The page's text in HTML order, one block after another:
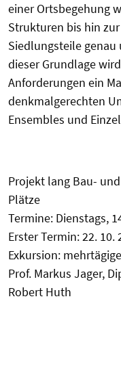
einer Ortsbegehung
Strukturen bis hin
Siedlungsteile
dieser Grundlage
Anforderungen ein
denkmalgerechten
Ensembles und
Projekt lang Bau-
Plätze
Termine: Dienstags,
Erster Termin: 22. 10.
Exkursion:
Prof. Markus Jager,
Robert Huth